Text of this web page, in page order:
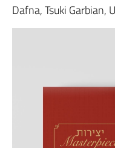
Dafna, Tsuki Garbian,